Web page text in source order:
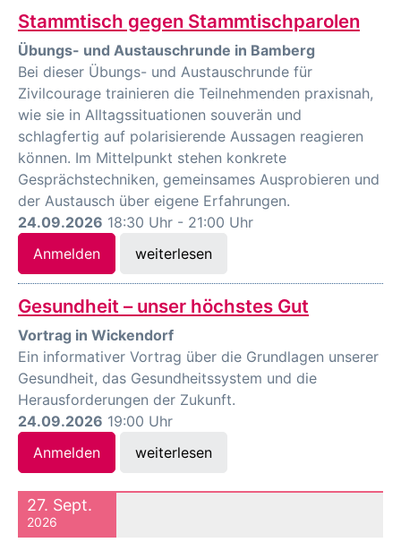
Stammtisch gegen Stammtischparolen
Übungs- und Austauschrunde in Bamberg
Bei dieser Übungs- und Austauschrunde für
Zivilcourage trainieren die Teilnehmenden praxisnah,
wie sie in Alltagssituationen souverän und
schlagfertig auf polarisierende Aussagen reagieren
können. Im Mittelpunkt stehen konkrete
Gesprächstechniken, gemeinsames Ausprobieren und
der Austausch über eigene Erfahrungen.
24.09.2026 18:30 Uhr - 21:00 Uhr
Anmelden
weiterlesen
Gesundheit – unser höchstes Gut
Vortrag in Wickendorf
Ein informativer Vortrag über die Grundlagen unserer
Gesundheit, das Gesundheitssystem und die
Herausforderungen der Zukunft.
24.09.2026 19:00 Uhr
Anmelden
weiterlesen
27. Sept.
2026